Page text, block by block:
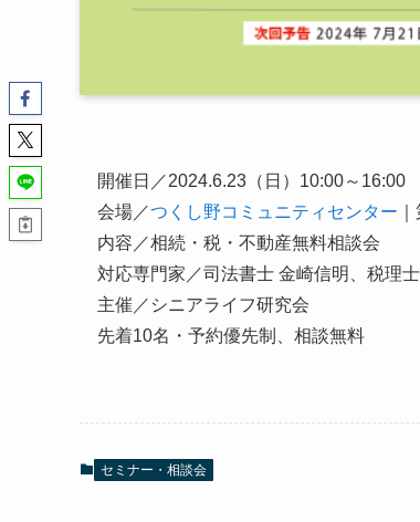
開催日／2024.6.23（日）10:00～16:00
会場／つくし野コミュニティセンター
内容／相続・税・不動産無料相談会
対応専門家／司法書士 金崎信明、税理
主催／シニアライフ研究会
先着10名・予約優先制、相談無料
セミナー・相談会